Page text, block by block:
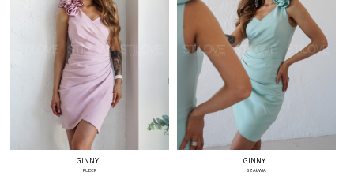
GINNY
PUDER
GINNY
SZAŁWIA